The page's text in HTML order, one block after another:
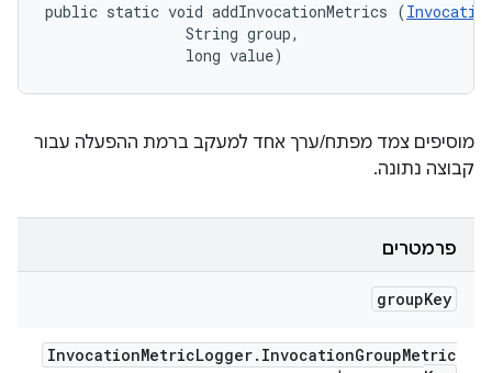
public static void addInvocationMetrics (
                String group,
                long value)
מוסיפים צמד מפתח/ערך אחד למעקב ברמת ההפעלה עבור
קבוצה נתונה.
פרמטרים
groupKey
InvocationMetricLogger. InvocationGroupMetric